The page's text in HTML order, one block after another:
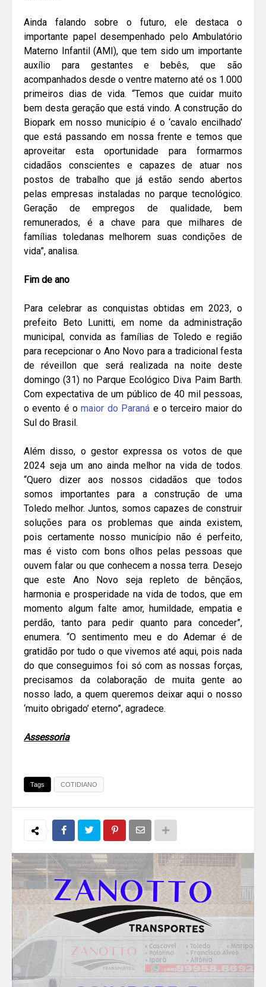
Ainda falando sobre o futuro, ele destaca o
importante papel desempenhado pelo Ambulatório
Materno Infantil (AMI), que tem sido um importante
auxílio para gestantes e bebês, que são
acompanhados desde o ventre materno até os 1.000
primeiros dias de vida. “Temos que cuidar muito
bem desta geração que está vindo. A construção do
Biopark em nosso município é o ‘cavalo encilhado’
que está passando em nossa frente e temos que
aproveitar esta oportunidade para formarmos
cidadãos conscientes e capazes de atuar nos
postos de trabalho que já estão sendo abertos
pelas empresas instaladas no parque tecnológico.
Geração de empregos de qualidade, bem
remunerados, é a chave para que milhares de
famílias toledanas melhorem suas condições de
vida”, analisa.
Fim de ano
Para celebrar as conquistas obtidas em 2023, o
prefeito Beto Lunitti, em nome da administração
municipal, convida as famílias de Toledo e região
para recepcionar o Ano Novo para a tradicional festa
de réveillon que será realizada na noite deste
domingo (31) no Parque Ecológico Diva Paim Barth.
Com expectativa de um público de 40 mil pessoas,
o evento é omaior do Paraná e o terceiro maior do
Sul do Brasil.
Além disso, o gestor expressa os votos de que
2024 seja um ano ainda melhor na vida de todos.
“Quero dizer aos nossos cidadãos que todos
somos importantes para a construção de uma
Toledo melhor. Juntos, somos capazes de construir
soluções para os problemas que ainda existem,
pois certamente nosso município não é perfeito,
mas é visto com bons olhos pelas pessoas que
ouvem falar ou que conhecem a nossa terra. Desejo
que este Ano Novo seja repleto de bênçãos,
harmonia e prosperidade na vida de todos, que em
momento algum falte amor, humildade, empatia e
perdão, tanto para pedir quanto para conceder”,
enumera. “O sentimento meu e do Ademar é de
gratidão por tudo o que vivemos até aqui, pois nada
do que conseguimos foi só com as nossas forças,
precisamos da colaboração de muita gente ao
nosso lado, a quem queremos deixar aqui o nosso
‘muito obrigado’ eterno”, agradece.
Assessoria
Tags COTIDIANO